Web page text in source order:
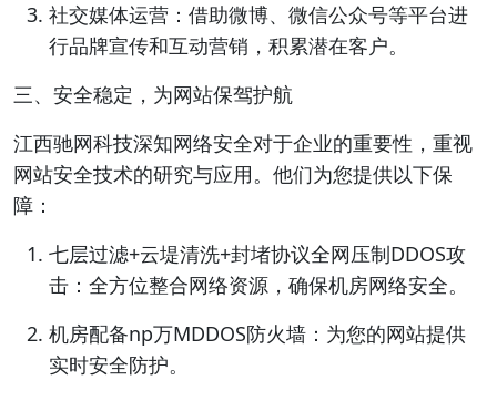
社交媒体运营：借助微博、微信公众号等平台进
行品牌宣传和互动营销，积累潜在客户。
三、安全稳定，为网站保驾护航
江西驰网科技深知网络安全对于企业的重要性，重视
网站安全技术的研究与应用。他们为您提供以下保
障：
七层过滤+云堤清洗+封堵协议全网压制DDOS攻
击：全方位整合网络资源，确保机房网络安全。
机房配备np万MDDOS防火墙：为您的网站提供
实时安全防护。